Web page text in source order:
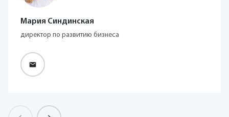
Мария Синдинская
директор по развитию бизнеса